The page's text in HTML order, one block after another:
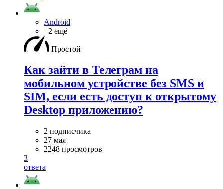
Android
+2 ещё
Простой
Как зайти в Телеграм на
мобильном устройстве без SMS и
SIM, если есть доступ к открытому
Desktop приложению?
2 подписчика
27 мая
2248 просмотров
3
ответа